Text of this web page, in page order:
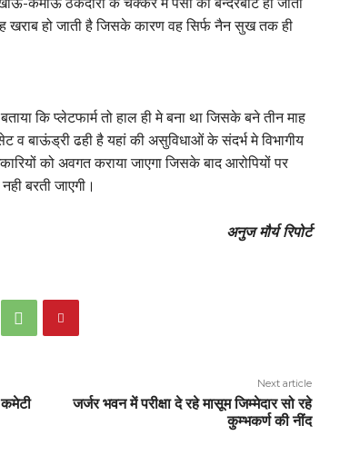
खराब हो जाती है जिसके कारण वह सिर्फ नैन सुख तक ही
कि प्लेटफार्म तो हाल ही मे बना था जिसके बने तीन माह
व बाऊंड्री ढही है यहां की असुविधाओं के संदर्भ मे विभागीय
को अवगत कराया जाएगा जिसके बाद आरोपियों पर
बरती जाएगी।
अनुज मौर्य रिपोर्ट
Next article
जर्जर भवन में परीक्षा दे रहे मासूम जिम्मेदार सो रहे
कुम्भकर्ण की नींद